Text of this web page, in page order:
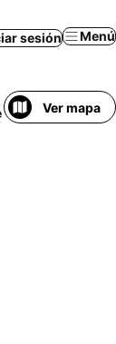
sesión Menú
Ver mapa